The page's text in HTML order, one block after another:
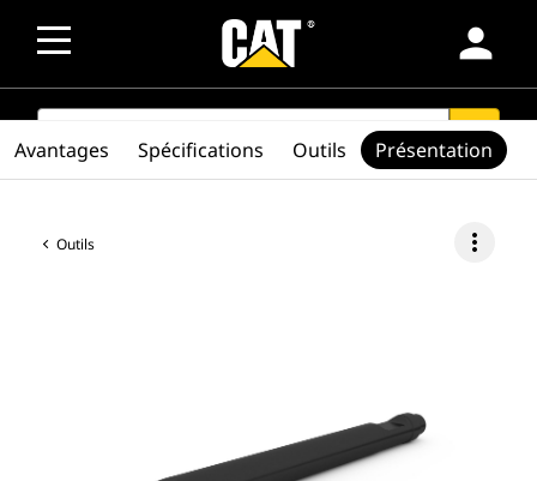
person
SEARCH search
Outils more_vert
Avantages Spécifications Outils Présentation